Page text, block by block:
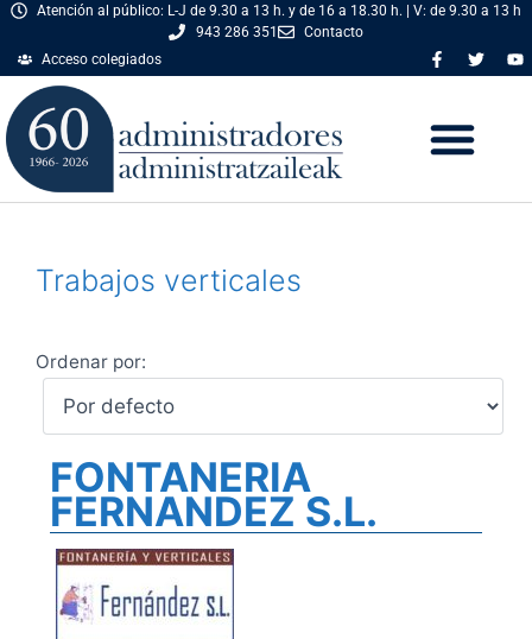
Atención al público: L-J de 9.30 a 13 h. y de 16 a 18.30 h. | V: de 9.30 a 13 h
943 286 351
Contacto
Acceso colegiados
Trabajos verticales
Ordenar por:
FONTANERIA
FERNANDEZ S.L.